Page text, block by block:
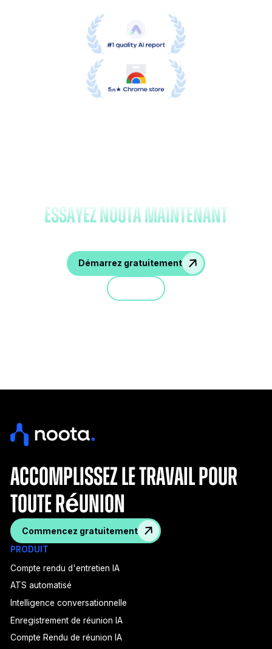
essayez Noota maintenant
Démarrez gratuitement
accomplissez le travail pour
toute réunion
Commencez gratuitement
PRODUIT
Compte rendu d'entretien IA
ATS automatisé
Intelligence conversationnelle
Enregistrement de réunion IA
Compte Rendu de réunion IA